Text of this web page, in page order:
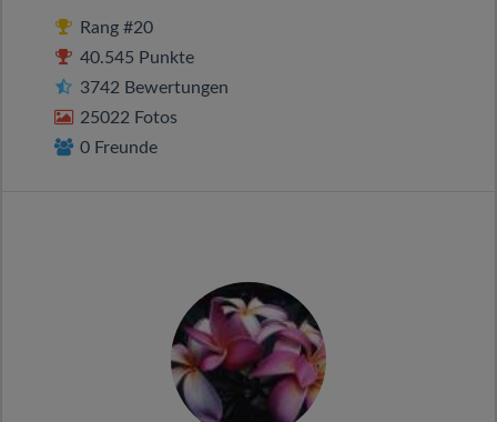
Rang #20
40.545 Punkte
3742 Bewertungen
25022 Fotos
0 Freunde